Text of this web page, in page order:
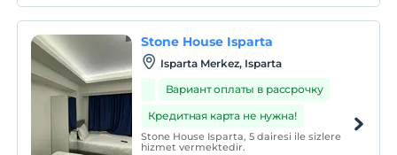
Stone House Isparta
Isparta Merkez, Isparta
Вариант оплаты в рассрочку
Кредитная карта не нужна!
Stone House Isparta, 5 dairesi ile sizlere
hizmet vermektedir.